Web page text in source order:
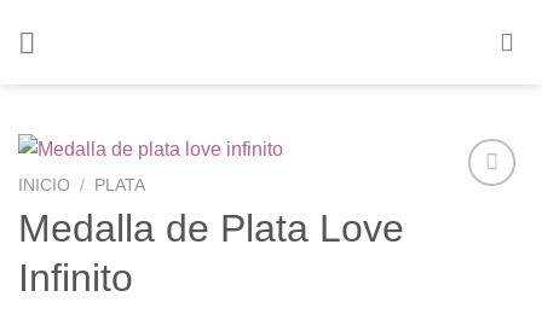
INICIO / PLATA
Medalla de Plata Love
Infinito